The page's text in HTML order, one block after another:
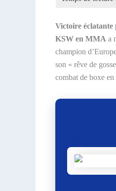
Victoire éclatante
KSW en MMA a
champion
son « rêve de
combat de boxe en